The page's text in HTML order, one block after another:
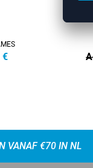
€
VANAF €70 IN NL